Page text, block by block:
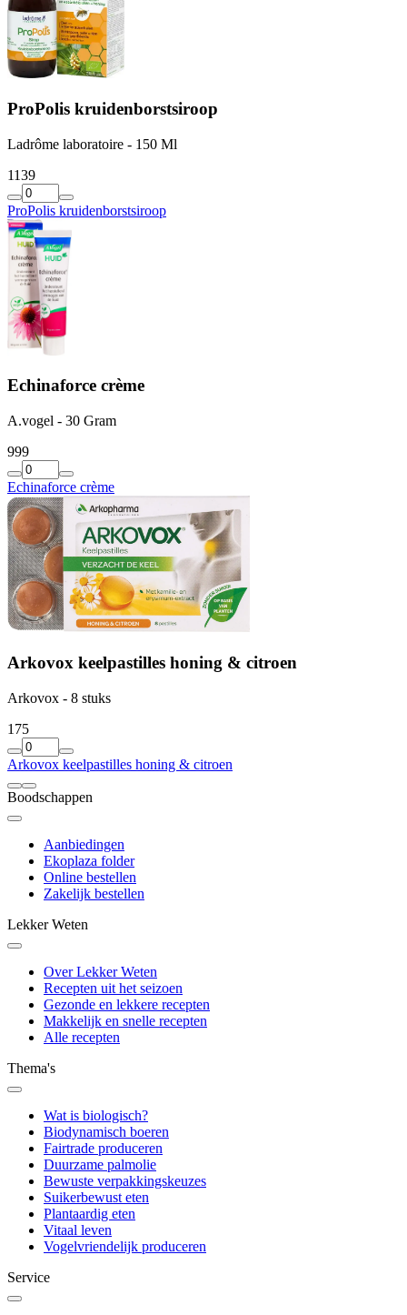
ProPolis kruidenborstsiroop
Ladrôme laboratoire - 150 Ml
1139
ProPolis kruidenborstsiroop
Echinaforce crème
A.vogel - 30 Gram
999
Echinaforce crème
Arkovox keelpastilles honing & citroen
Arkovox - 8 stuks
1 75
Arkovox keelpastilles honing & citroen
Boodschappen
Aanbiedingen
Ekoplaza folder
Online bestellen
Zakelijk bestellen
Lekker Weten
Over Lekker Weten
Recepten uit het seizoen
Gezonde en lekkere recepten
Makkelijk en snelle recepten
Alle recepten
Thema's
Wat is biologisch?
Biodynamisch boeren
Fairtrade produceren
Duurzame palmolie
Bewuste verpakkingskeuzes
Suikerbewust eten
Plantaardig eten
Vitaal leven
Vogelvriendelijk produceren
Service